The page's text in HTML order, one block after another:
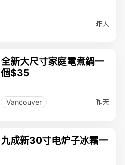
昨天
全新大尺寸家庭電煮鍋一
個$35
Vancouver 昨天
九成新30寸电炉子冰霜一